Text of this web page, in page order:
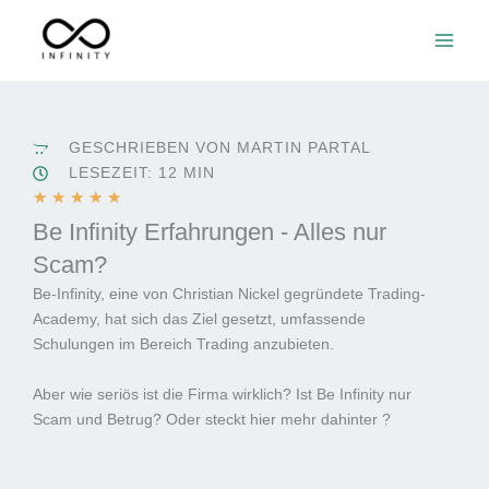
springen
GESCHRIEBEN VON MARTIN PARTAL
LESEZEIT: 12 MIN
★ ★ ★ ★ ★
e
w
r
t
e
m
i
Be Infinity Erfahrungen - Alles nur
Scam?
Be-Infinity, eine von Christian Nickel gegründete Trading-
Academy, hat sich das Ziel gesetzt, umfassende
Schulungen im Bereich Trading anzubieten.
Aber wie seriös ist die Firma wirklich? Ist Be Infinity nur
Scam und Betrug? Oder steckt hier mehr dahinter ?